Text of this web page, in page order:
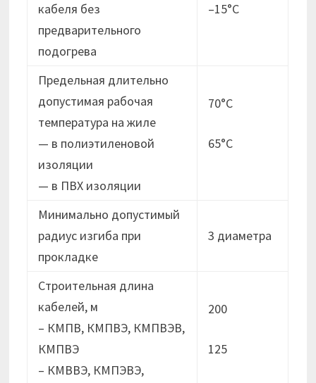
кабеля без
предварительного
подогрева
–15°C
Предельная длительно
допустимая рабочая
температура на жиле
— в полиэтиленовой
изоляции
— в ПВХ изоляции
70°C
65°C
Минимально допустимый
радиус изгиба при
прокладке
3 диаметра
Строительная длина
кабелей, м
– КМПВ, КМПВЭ, КМПВЭВ,
КМПВЭ
– КМВВЭ, КМПЭВЭ,
200
125